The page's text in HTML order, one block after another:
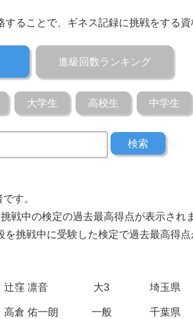
することで、ギネス記録に挑戦をする
進級回数ランキング
大学生 高校生 中学生
検索
す。
戦中の検定の過去最高得点が表示され
を挑戦中に受験した検定で過去最高得
辻窪 凛音 大3 埼玉県
高倉 佑一朗 一般 千葉県